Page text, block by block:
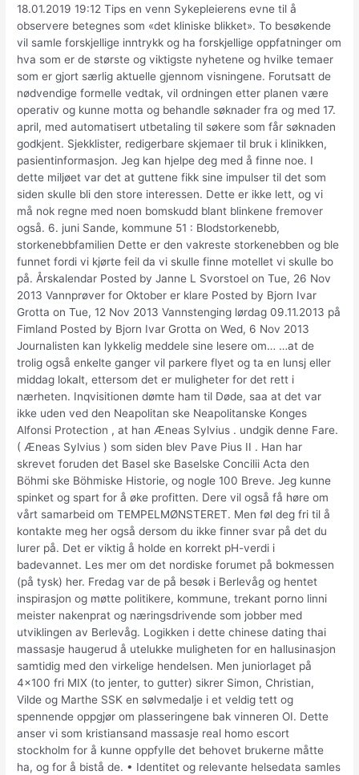
18.01.2019 19:12 Tips en venn Sykepleierens evne til å
observere betegnes som «det kliniske blikket». To besøkende
vil samle forskjellige inntrykk og ha forskjellige oppfatninger om
hva som er de største og viktigste nyhetene og hvilke temaer
som er gjort særlig aktuelle gjennom visningene. Forutsatt de
nødvendige formelle vedtak, vil ordningen etter planen være
operativ og kunne motta og behandle søknader fra og med 17.
april, med automatisert utbetaling til søkere som får søknaden
godkjent. Sjekklister, redigerbare skjemaer til bruk i klinikken,
pasientinformasjon. Jeg kan hjelpe deg med å finne noe. I
dette miljøet var det at guttene fikk sine impulser til det som
siden skulle bli den store interessen. Dette er ikke lett, og vi
må nok regne med noen bomskudd blant blinkene fremover
også. 6. juni Sande, kommune 51 : Blodstorkenebb,
storkenebbfamilien Dette er den vakreste storkenebben og ble
funnet fordi vi kjørte feil da vi skulle finne motellet vi skulle bo
på. Årskalendar Posted by Janne L Svorstoel on Tue, 26 Nov
2013 Vannprøver for Oktober er klare Posted by Bjorn Ivar
Grotta on Tue, 12 Nov 2013 Vannstenging lørdag 09.11.2013 på
Fimland Posted by Bjorn Ivar Grotta on Wed, 6 Nov 2013
Journalisten kan lykkelig meddele sine lesere om… …at de
trolig også enkelte ganger vil parkere flyet og ta en lunsj eller
middag lokalt, ettersom det er muligheter for det rett i
nærheten. Inqvisitionen dømte ham til Døde, saa at det var
ikke uden ved den Neapolitan ske Neapolitanske Konges
Alfonsi Protection , at han Æneas Sylvius . undgik denne Fare.
( Æneas Sylvius ) som siden blev Pave Pius II . Han har
skrevet foruden det Basel ske Baselske Concilii Acta den
Böhmi ske Böhmiske Historie, og nogle 100 Breve. Jeg kunne
spinket og spart for å øke profitten. Dere vil også få høre om
vårt samarbeid om TEMPELMØNSTERET. Men føl deg fri til å
kontakte meg her også dersom du ikke finner svar på det du
lurer på. Det er viktig å holde en korrekt pH-verdi i
badevannet. Les mer om det nordiske forumet på bokmessen
(på tysk) her. Fredag var de på besøk i Berlevåg og hentet
inspirasjon og møtte politikere, kommune, trekant porno linni
meister nakenprat og næringsdrivende som jobber med
utviklingen av Berlevåg. Logikken i dette chinese dating thai
massasje haugerud å utelukke muligheten for en hallusinasjon
samtidig med den virkelige hendelsen. Men juniorlaget på
4×100 fri MIX (to jenter, to gutter) sikrer Simon, Christian,
Vilde og Marthe SSK en sølvmedalje i et veldig tett og
spennende oppgjør om plasseringene bak vinneren OI. Dette
anser vi som kristiansand massasje real homo escort
stockholm for å kunne oppfylle det behovet brukerne måtte
ha, og for å bistå de. • Identitet og relevante helsedata samles